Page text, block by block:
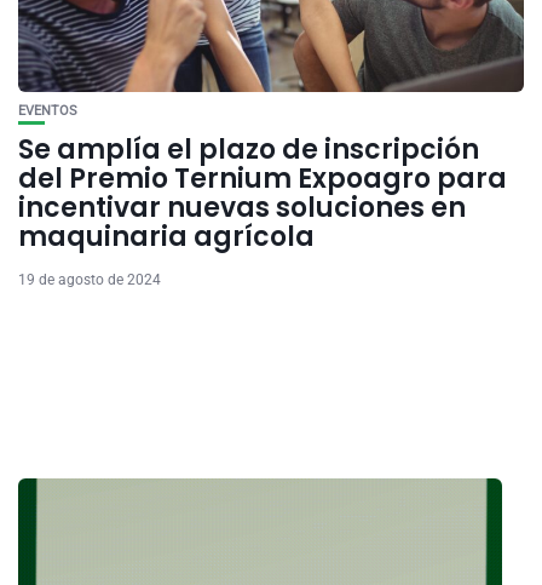
EVENTOS
Se amplía el plazo de inscripción
del Premio Ternium Expoagro para
incentivar nuevas soluciones en
maquinaria agrícola
19 de agosto de 2024